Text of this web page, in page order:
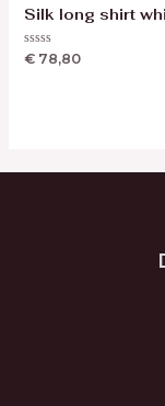
Silk long shirt
Waardering
€78,80